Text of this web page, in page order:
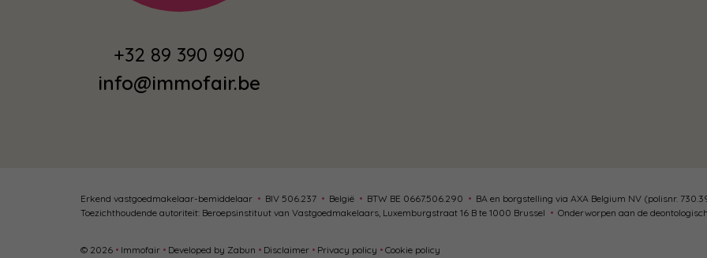
+32 89 390 990
info@immofair.be
Erkend vastgoedmakelaar-bemiddelaar • BIV 506.237 • België • BTW BE 0667.506.290 • BA en borgstelling via AXA Belgium NV (polisnr.
Toezichthoudende autoriteit: Beroepsinstituut van Vastgoedmakelaars, Luxemburgstraat 16 B te 1000 Brussel • Onderworpen aan de
© 2026 • Immofair • Developed by Zabun • Disclaimer • Privacy policy • Cookie policy